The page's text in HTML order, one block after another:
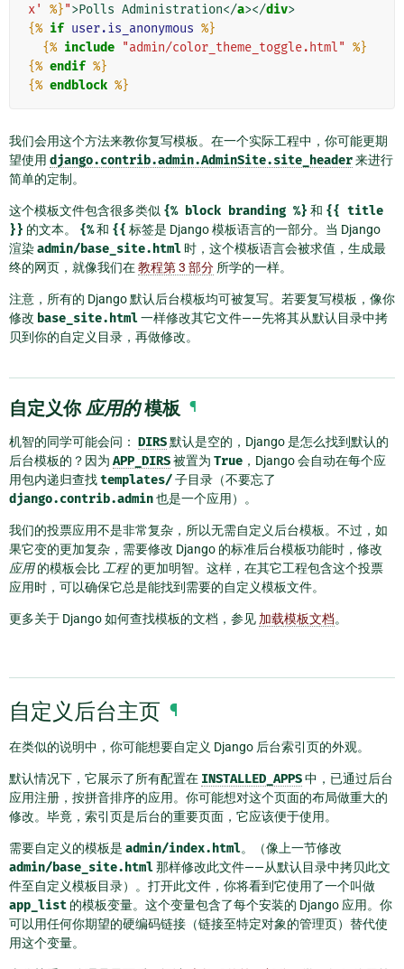
x'
%}">Polls Administration</a></div>
{% if user.is_anonymous %}
{% include "admin/color_theme_toggle.html" %}
{% endif %}
{% endblock %}
我们会用这个方法来教你复写模板。在一个实际工程中，你可能更期
望使用 django.contrib.admin.AdminSite.site_header来进行
简单的定制。
这个模板文件包含很多类似 {% block branding %} 和 {{ title
}} 的文本。 {%和 {{ 标签是 Django 模板语言的一部分。当 Django
渲染 admin/base_site.html 时，这个模板语言会被求值，生成最
终的网页，就像我们在教程第 3 部分 所学的一样。
注意，所有的 Django 默认后台模板均可被复写。若要复写模板，像你
修改 base_site.html一样修改其它文件——先将其从默认目录中拷
贝到你的自定义目录，再做修改。
自定义你 应用的模板 ¶
机智的同学可能会问： DIRS默认是空的，Django 是怎么找到默认的
后台模板的？因为 APP_DIRS被置为 True ，Django 会自动在每个应
用包内递归查找templates/子目录（不要忘了
django.contrib.admin也是一个应用）。
我们的投票应用不是非常复杂，所以无需自定义后台模板。不过，如
果它变的更加复杂，需要修改 Django 的标准后台模板功能时，修改
应用的模板会比 工程的更加明智。这样，在其它工程包含这个投票
应用时，可以确保它总是能找到需要的自定义模板文件。
更多关于 Django 如何查找模板的文档，参见 加载模板文档。
自定义后台主页 ¶
在类似的说明中，你可能想要自定义 Django 后台索引页的外观。
默认情况下，它展示了所有配置在 INSTALLED_APPS中，已通过后台
应用注册，按拼音排序的应用。你可能想对这个页面的布局做重大的
修改。毕竟，索引页是后台的重要页面，它应该便于使用。
需要自定义的模板是 admin/index.html。（像上一节修改
admin/base_site.html那样修改此文件——从默认目录中拷贝此文
件至自定义模板目录）。打开此文件，你将看到它使用了一个叫做
app_list 的模板变量。这个变量包含了每个安装的 Django 应用。你
可以用任何你期望的硬编码链接（链接至特定对象的管理页）替代使
用这个变量。